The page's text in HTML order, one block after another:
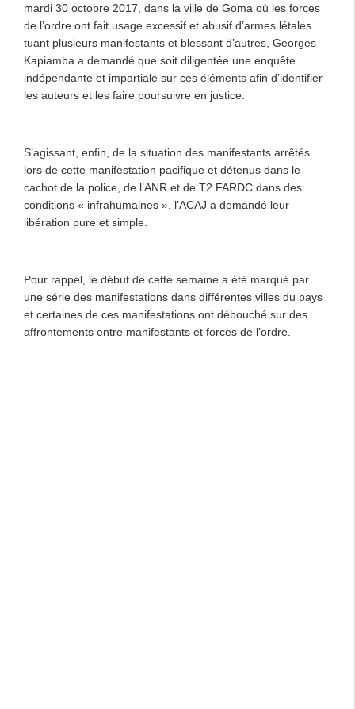
mardi 30 octobre 2017, dans la ville de Goma où les forces
de l’ordre ont fait usage excessif et abusif d’armes létales
tuant plusieurs manifestants et blessant d’autres, Georges
Kapiamba a demandé que soit diligentée une enquête
indépendante et impartiale sur ces éléments afin d’identifier
les auteurs et les faire poursuivre en justice.
S’agissant, enfin, de la situation des manifestants arrêtés
lors de cette manifestation pacifique et détenus dans le
cachot de la police, de l’ANR et de T2 FARDC dans des
conditions « infrahumaines », l’ACAJ a demandé leur
libération pure et simple.
Pour rappel, le début de cette semaine a été marqué par
une série des manifestations dans différentes villes du pays
et certaines de ces manifestations ont débouché sur des
affrontements entre manifestants et forces de l’ordre.